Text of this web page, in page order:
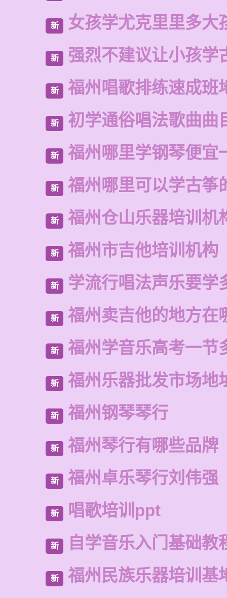
新 女孩学尤克里里多大
新 强烈不建议让小孩学
新 福州唱歌排练速成班
新 初学通俗唱法歌曲曲
新 福州哪里学钢琴便宜
新 福州哪里可以学古筝
新 福州仓山乐器培训机
新 福州市吉他培训机构
新 学流行唱法声乐要学
新 福州卖吉他的地方在
新 福州学音乐高考一节
新 福州乐器批发市场地
新 福州钢琴琴行
新 福州琴行有哪些品牌
新 福州卓乐琴行刘伟强
新 唱歌培训ppt
新 自学音乐入门基础教
新 福州民族乐器培训基